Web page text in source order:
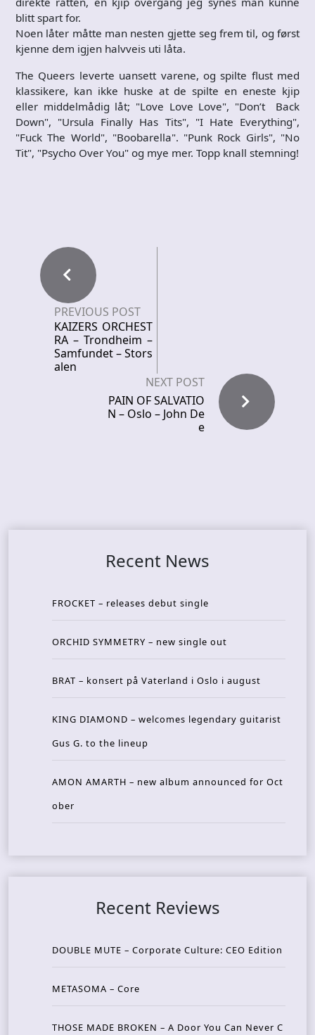
blitt spart for.
Noen låter måtte man nesten gjette seg frem til, og først
kjenne dem igjen halvveis uti låta.
The Queers leverte uansett varene, og spilte flust med
klassikere, kan ikke huske at de spilte en eneste kjip
eller middelmådig låt; "Love Love Love", "Don’t Back
Down", "Ursula Finally Has Tits", "I Hate Everything",
"Fuck The World", "Boobarella". "Punk Rock Girls", "No
Tit", "Psycho Over You" og mye mer. Topp knall stemning!
PREVIOUS POST
KAIZERS ORCHEST
RA – Trondheim –
Samfundet – Stors
alen
NEXT POST
PAIN OF SALVATIO
N – Oslo – John De
e
Recent News
FROCKET – releases debut single
ORCHID SYMMETRY – new single out
BRAT – konsert på Vaterland i Oslo i august
KING DIAMOND – welcomes legendary guitarist
Gus G. to the lineup
AMON AMARTH – new album announced for Oct
ober
Recent Reviews
DOUBLE MUTE – Corporate Culture: CEO Edition
METASOMA – Core
THOSE MADE BROKEN – A Door You Can Never C